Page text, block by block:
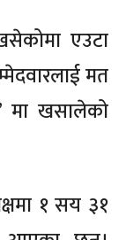
एउटा
मत
मा खसालेको
१ सय ३१